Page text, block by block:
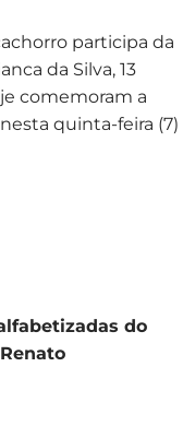
participa da
da Silva, 13
comemoram a
quinta-feira (7)
do